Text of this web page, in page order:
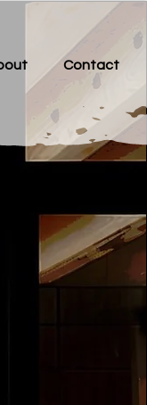
Contact